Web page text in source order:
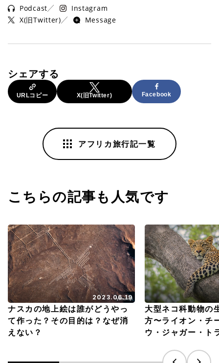
Podcast
Instagram
X(旧Twitter)
Message
シェアする
URLコピー X(旧Twitter) Facebook
アフリカ旅行記一覧
こちらの記事も人気です
2023.06.19
ナスカの地上絵は誰がどうやっ
て作った？その目的は？なぜ消
えない？
大型ネコ科動物の
方〜ライオン・チ
ウ・ジャガー・ト